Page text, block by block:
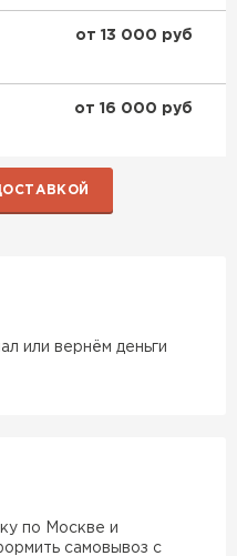
от 13 000 руб
от 16 000 руб
или вернём деньги
по Москве и
самовывоз с